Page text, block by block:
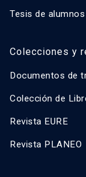
Tesis de
Colecciones y
Documentos de
Colección de
Revista EURE
Revista PLANEO